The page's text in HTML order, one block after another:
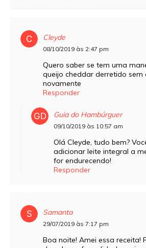
Cleyde
08/10/2019 às 2:47 pm
Quero saber se tem uma
queijo cheddar derretido sem
novamente
Responder
Guia do Hambúrguer
09/10/2019 às 10:57 am
Olá Cleyde, tudo bem?
adicionar leite integral a
for endurecendo!
Responder
Samanta
29/07/2019 às 7:17 pm
Boa noite! Amei essa receita!